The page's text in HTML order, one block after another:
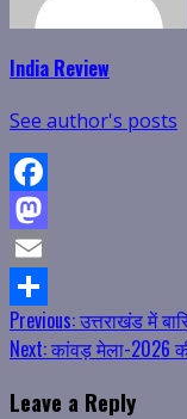
India Review
See author's posts
Facebook
Mastodon
Email
Share
Continue
Reading
Previous:उत्तराखंड में
Next:कांवड़ मेला-2026
Leave a Reply